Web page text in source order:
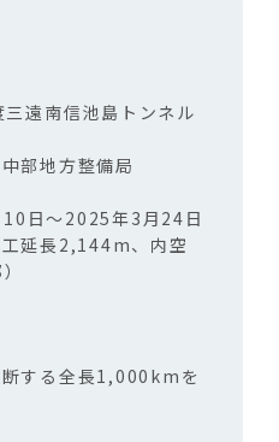
遠南信池島トンネル
部地方整備局
日〜2025年3月24日
延長2,144m、内空
する全長1,000km を